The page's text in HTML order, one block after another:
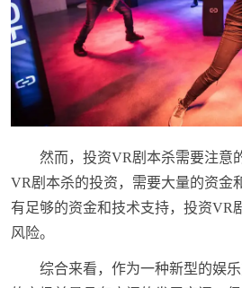
然而，投资VR剧本杀需要注意
VR剧本杀的投资，需要大量的资金
有足够的资金和技术支持，投资VR
风险。
综合来看，作为一种新型的娱